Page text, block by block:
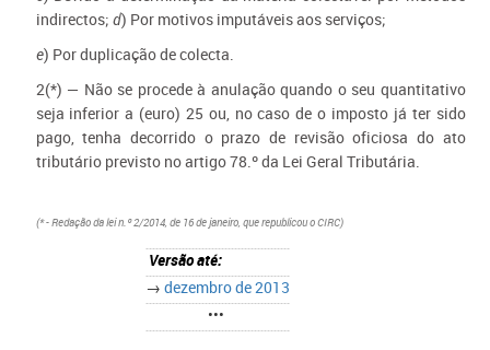
indirectos; d) Por motivos imputáveis aos serviços;
e) Por duplicação de colecta.
2(*) — Não se procede à anulação quando o seu quantitativo
seja inferior a (euro) 25 ou, no caso de o imposto já ter sido
pago, tenha decorrido o prazo de revisão oficiosa do ato
tributário previsto no artigo 78.º da Lei Geral Tributária.
(* - Redação da lei n.º 2/2014, de 16 de janeiro, que republicou o CIRC)
Versão até:
→ dezembro de 2013
•••